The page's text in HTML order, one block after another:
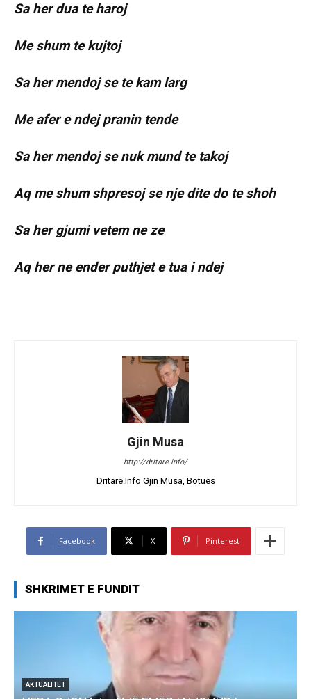
Sa her dua te haroj
Me shum te kujtoj
Sa her mendoj se te kam larg
Me afer e ndej pranin tende
Sa her mendoj se nuk mund te takoj
Aq me shum shpresoj se nje dite do te shoh
Sa her gjumi vetem ne ze
Aq her ne ender puthjet e tua i ndej
Gjin Musa
http://dritare.info/
Dritare.Info Gjin Musa, Botues
Facebook X Pinterest
SHKRIMET E FUNDIT